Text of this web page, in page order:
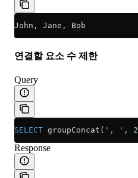
John, Jane, Bob
연결할 요소 수 제한
Query
SELECT groupConcat( ', ' , 2
Response